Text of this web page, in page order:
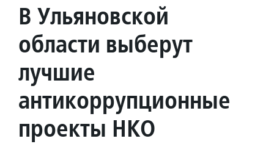
В Ульяновской
области выберут
лучшие
антикоррупционные
проекты НКО